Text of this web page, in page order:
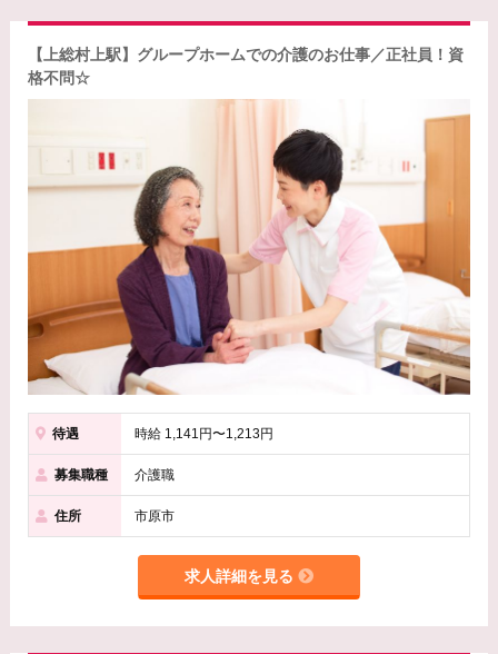
【上総村上駅】グループホームでの介護のお仕事／正社員！資
格不問☆
待遇 時給 1,141円〜1,213円
募集職種 介護職
住所 市原市
求人詳細を見る